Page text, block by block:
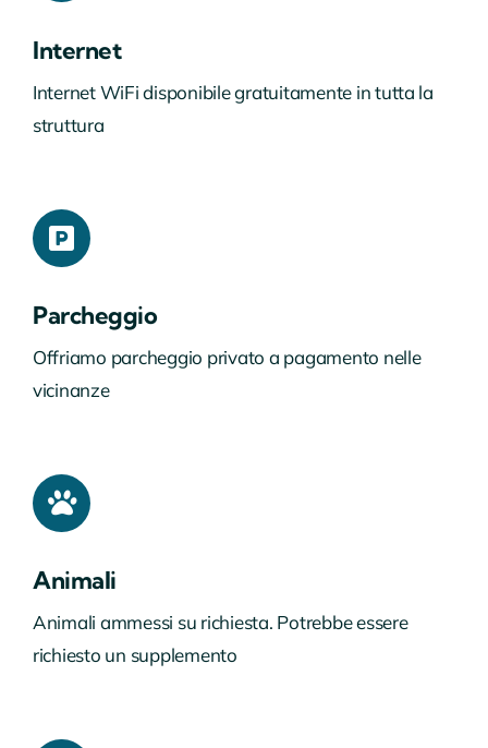
Internet
Internet WiFi disponibile gratuitamente in tutta la
struttura
Parcheggio
Offriamo parcheggio privato a pagamento nelle
vicinanze
Animali
Animali ammessi su richiesta. Potrebbe essere
richiesto un supplemento